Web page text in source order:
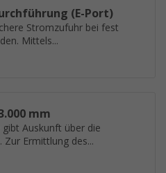
(E-Port)
Stromzufuhr bei fest
Mittels...
mm
gibt Auskunft über die
Zur Ermittlung des...